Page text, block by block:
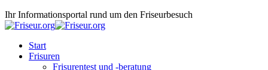
Ihr Informationsportal rund um den Friseurbesuch
Start
Frisuren
Frisurentest und -beratung